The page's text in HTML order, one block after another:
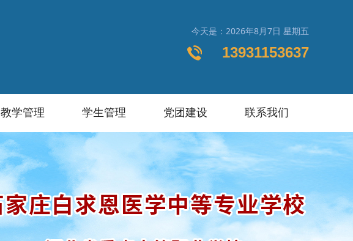
今天是：2026年8月7日 星期五
13931153637
教学管理 学生管理 党团建设 联系我们